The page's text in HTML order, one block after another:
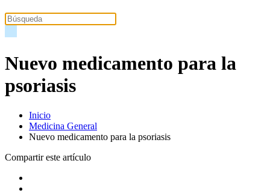
Nuevo medicamento para la
psoriasis
Inicio
Medicina General
Nuevo medicamento para la psoriasis
Compartir este artículo